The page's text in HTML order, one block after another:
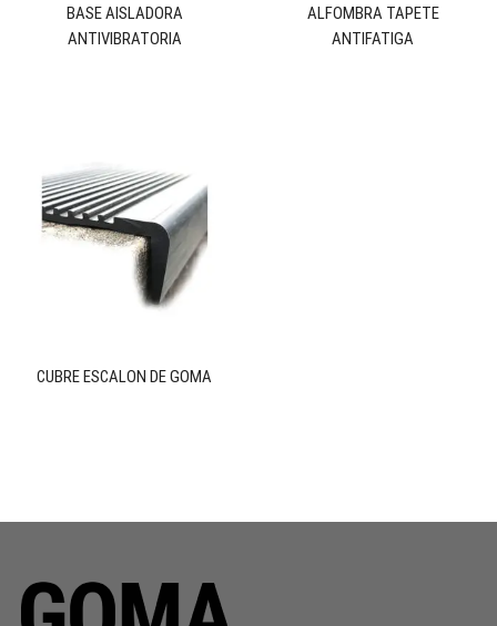
BASE AISLADORA
ANTIVIBRATORIA
ALFOMBRA TAPETE
ANTIFATIGA
CUBRE ESCALON DE GOMA